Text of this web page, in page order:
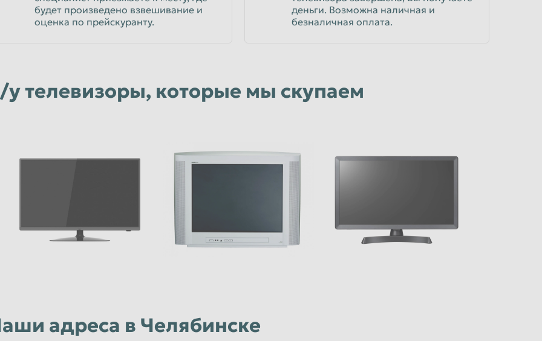
будет произведено взвешивание и
оценка по прейскуранту.
деньги. Возможна наличная и
безналичная оплата.
у телевизоры, которые мы скупаем
адреса в Челябинске